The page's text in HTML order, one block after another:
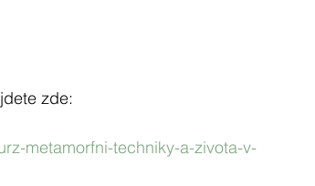
zde:
metamorfni-techniky-a-zivota-v-